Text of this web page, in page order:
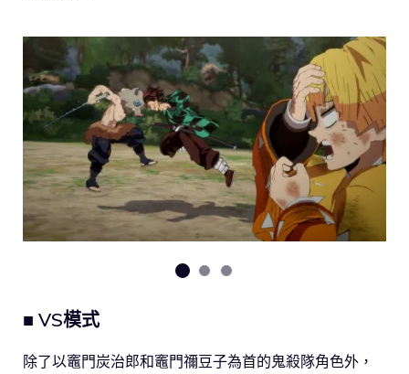
■ VS模式
除了以竈門炭治郎和竈門禰豆子為首的鬼殺隊角色外，